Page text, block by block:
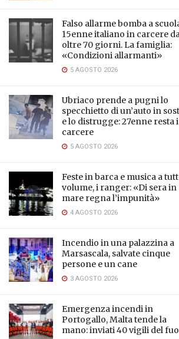
Falso allarme bomba a
15enne italiano in carcere
oltre 70 giorni. La famiglia:
«Condizioni allarmanti»
5 AGOSTO 2026
Ubriaco prende a pugni lo
specchietto di un’auto in
e lo distrugge: 27enne resta
carcere
5 AGOSTO 2026
Feste in barca e musica a
volume, i ranger: «Di sera in
mare regna l’impunità»
4 AGOSTO 2026
Incendio in una palazzina a
Marsascala, salvate cinque
persone e un cane
3 AGOSTO 2026
Emergenza incendi in
Portogallo, Malta tende la
mano: inviati 40 vigili del